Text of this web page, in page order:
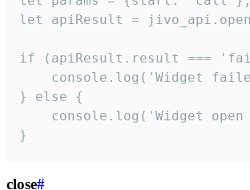
let apiResult =
if (apiResult.result ===
console.log('Widget
} else {
console.log('Widget open
}
close#